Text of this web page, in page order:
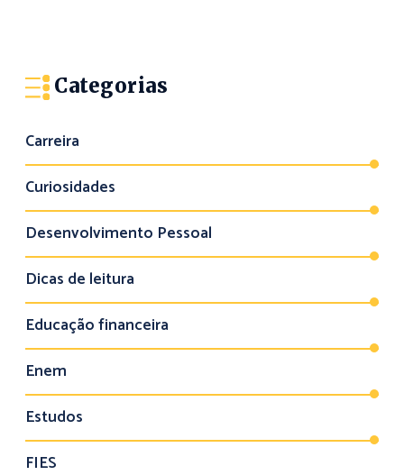
Categorias
Carreira
Curiosidades
Desenvolvimento Pessoal
Dicas de leitura
Educação financeira
Enem
Estudos
FIES